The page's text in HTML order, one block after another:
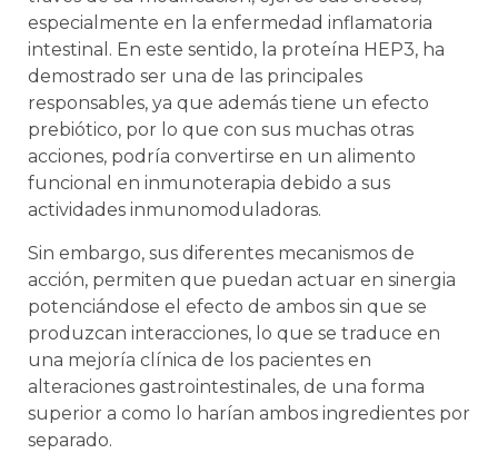
especialmente en la enfermedad inflamatoria
intestinal. En este sentido, la proteína HEP3, ha
demostrado ser una de las principales
responsables, ya que además tiene un efecto
prebiótico, por lo que con sus muchas otras
acciones, podría convertirse en un alimento
funcional en inmunoterapia debido a sus
actividades inmunomoduladoras.
Sin embargo, sus diferentes mecanismos de
acción, permiten que puedan actuar en sinergia
potenciándose el efecto de ambos sin que se
produzcan interacciones, lo que se traduce en
una mejoría clínica de los pacientes en
alteraciones gastrointestinales, de una forma
superior a como lo harían ambos ingredientes por
separado.